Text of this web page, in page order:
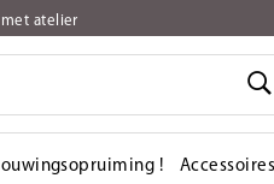
atelier
!